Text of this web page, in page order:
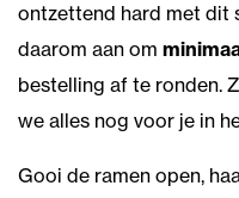
ontzettend hard met dit
daarom aan om
bestelling af te ronden.
we alles nog voor je in
Gooi de ramen open,